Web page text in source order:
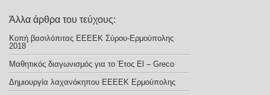
Άλλα άρθρα του τεύχους:
Κοπή βασιλόπιτας ΕΕΕΕΚ Σύρου-Ερμούπολης
2018
Μαθητικός διαγωνισμός για το Έτος El – Greco
Δημιουργία λαχανόκηπου ΕΕΕΕΚ Ερμούπολης